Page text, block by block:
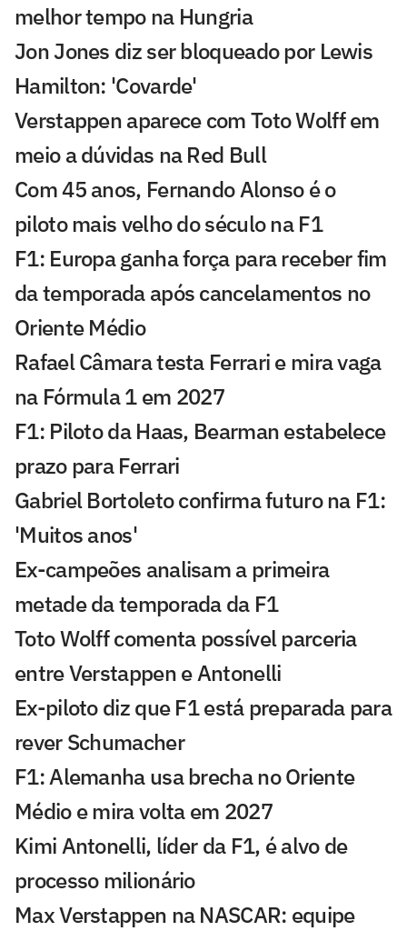
melhor tempo na Hungria
Jon Jones diz ser bloqueado por Lewis
Hamilton: 'Covarde'
Verstappen aparece com Toto Wolff em
meio a dúvidas na Red Bull
Com 45 anos, Fernando Alonso é o
piloto mais velho do século na F1
F1: Europa ganha força para receber fim
da temporada após cancelamentos no
Oriente Médio
Rafael Câmara testa Ferrari e mira vaga
na Fórmula 1 em 2027
F1: Piloto da Haas, Bearman estabelece
prazo para Ferrari
Gabriel Bortoleto confirma futuro na F1:
'Muitos anos'
Ex-campeões analisam a primeira
metade da temporada da F1
Toto Wolff comenta possível parceria
entre Verstappen e Antonelli
Ex-piloto diz que F1 está preparada para
rever Schumacher
F1: Alemanha usa brecha no Oriente
Médio e mira volta em 2027
Kimi Antonelli, líder da F1, é alvo de
processo milionário
Max Verstappen na NASCAR: equipe